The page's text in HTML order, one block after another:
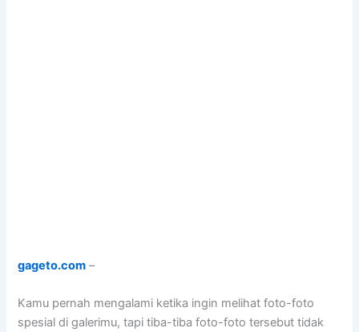
gageto.com –
Kamu pernah mengalami ketika ingin melihat foto-foto
spesial di galerimu, tapi tiba-tiba foto-foto tersebut tidak